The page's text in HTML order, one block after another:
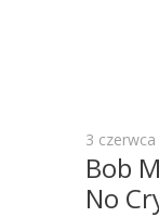
3
Bob
No